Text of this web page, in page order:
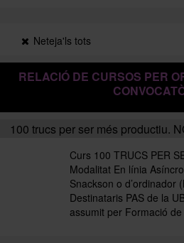
Neteja'ls tots
RELACIÓ DE CURSOS PER
100 trucs per ser més productiu.
Curs 100 TRUCS PER
Modalitat En línia
Snackson o d’ordinador
Destinataris PAS de la
assumit per Formació de